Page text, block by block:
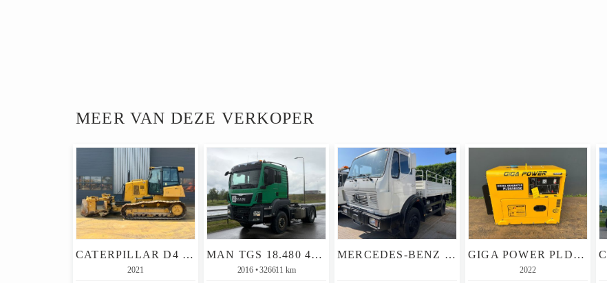
MEER VAN DEZE VERKOPER
CATERPILLAR D4 LGP 15A (D6K / D6K2)
2021
MAN TGS 18.480 4X4
2016 326611 km
MERCEDES-BENZ 1017 4X4 EX ARMY RECONDITIONED WHITE WITH CRANE GIGA POWER PLD8500SE 8 KVA SILENT GENERATOR
2022